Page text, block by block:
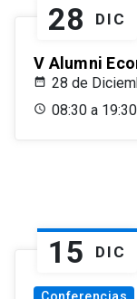
28 DIC
V Alumni
28 de
08:30 a 19:30
15 DIC